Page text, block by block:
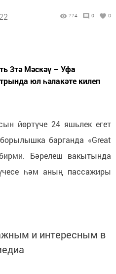
774 0 0
3тә Мәскәү – Уфа
юл һәлакәте килеп
йөртүче 24 яшьлек егет
барганда «Great
Бәрелеш вакытында
һәм аның пассажиры
и интересным в